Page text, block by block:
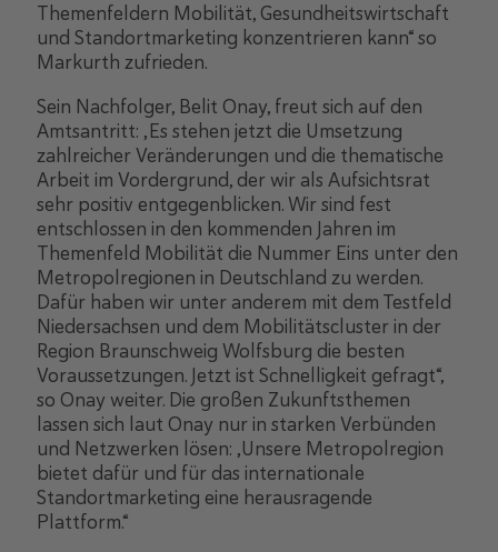
Themenfeldern Mobilität, Gesundheitswirtschaft
und Standortmarketing konzentrieren kann“ so
Markurth zufrieden.
Sein Nachfolger, Belit Onay, freut sich auf den
Amtsantritt: „Es stehen jetzt die Umsetzung
zahlreicher Veränderungen und die thematische
Arbeit im Vordergrund, der wir als Aufsichtsrat
sehr positiv entgegenblicken. Wir sind fest
entschlossen in den kommenden Jahren im
Themenfeld Mobilität die Nummer Eins unter den
Metropolregionen in Deutschland zu werden.
Dafür haben wir unter anderem mit dem Testfeld
Niedersachsen und dem Mobilitätscluster in der
Region Braunschweig Wolfsburg die besten
Voraussetzungen. Jetzt ist Schnelligkeit gefragt“,
so Onay weiter. Die großen Zukunftsthemen
lassen sich laut Onay nur in starken Verbünden
und Netzwerken lösen: „Unsere Metropolregion
bietet dafür und für das internationale
Standortmarketing eine herausragende
Plattform.“